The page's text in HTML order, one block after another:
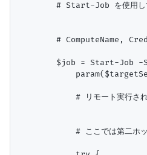
# Start-Job を使用し
# ComputeName,
$job = Start-Job -
# リモート実行され
# ここでは第二ホ